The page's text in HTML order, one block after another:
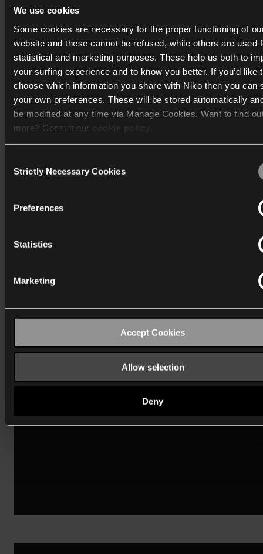
We use cookies
Some cookies are necessary for the proper functioning of
website and these cannot be refused, while others are used
statistical and marketing purposes. These help us both to
your surfing experience and to know you better. If you’d like
choose which information you share with Niko then you can
your own preferences. These will be stored automatically
be modified at any time via Manage Cookies. Want to find
more? Consult our
We work with40 third parties
who may receive and
Selection
Strictly Necessary Cookies
Preferences
Statistics
Marketing
Accept Cookies
Allow selection
Deny
Projektkonsulent i Niko Danmark, Ronnie Svenson har
været Bravidas kontakt i Niko, og han er glad for, at
kunden har taget så godt imod de nye sensorer.
”SnapFit-montagesystemet er en funktionalitet i Nikos
DALI-2 BMS-sensor, så det er dejligt at høre, at den
fungerer, som vi havde tænkt – og endda giver ekstra
fordele, som vi ikke havde regnet med,”
Opdag mere
Find en forhandler